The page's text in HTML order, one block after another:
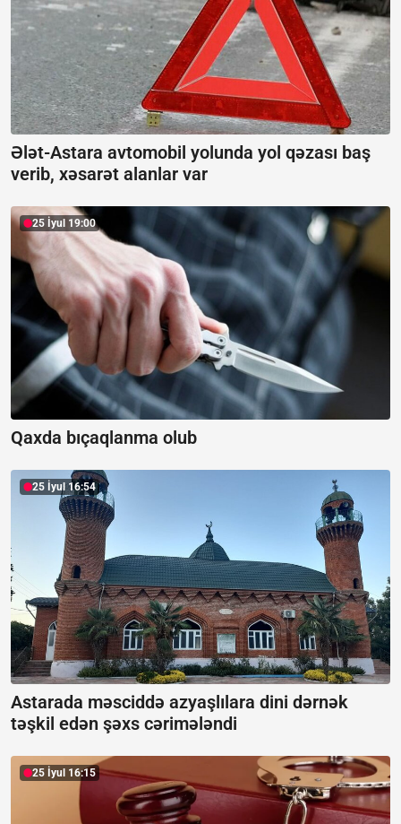
Ələt-Astara avtomobil yolunda yol qəzası baş
verib, xəsarət alanlar var
25 İyul 19:00
Qaxda bıçaqlanma olub
25 İyul 16:54
Astarada məsciddə azyaşlılara dini dərnək
təşkil edən şəxs cərimələndi
25 İyul 16:15